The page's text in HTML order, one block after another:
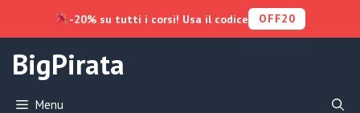
contenuto
BigPirata
Menu
-20% su tutti i corsi! Usa il codice OFF20